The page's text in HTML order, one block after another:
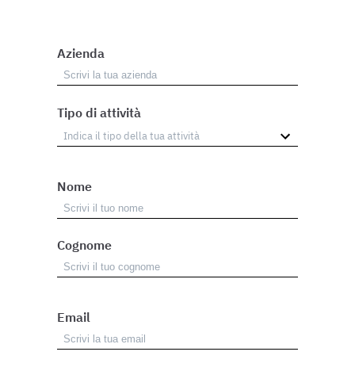
Azienda
Tipo di attività
Nome
Cognome
Email